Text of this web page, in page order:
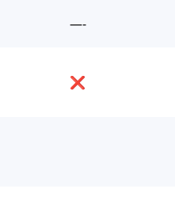
—-
❌